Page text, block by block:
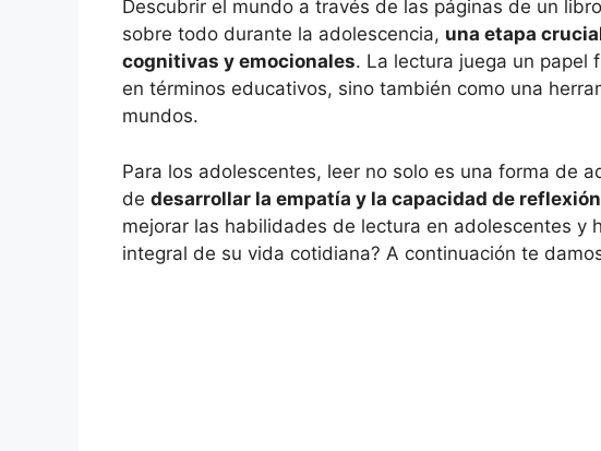
Descubrir el mundo a través de las páginas de un
sobre todo durante la adolescencia, una etapa
cognitivas y emocionales. La lectura juega un papel
en términos educativos, sino también como una
mundos.
Para los adolescentes, leer no solo es una forma de
de desarrollar la empatía y la capacidad de
mejorar las habilidades de lectura en adolescentes y
integral de su vida cotidiana? A continuación te